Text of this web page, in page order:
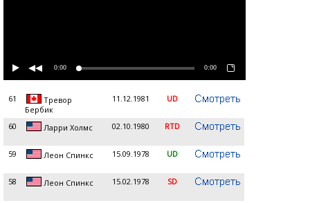
0:00 0:00
61
Тревор
Бербик
11.12.1981 UD
60 Ларри Холмс 02.10.1980 RTD
59 Леон Спинкс 15.09.1978 UD
58 Леон Спинкс 15.02.1978 SD